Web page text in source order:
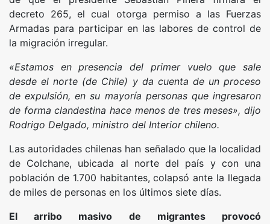
decreto 265, el cual otorga permiso a las Fuerzas
Armadas para participar en las labores de control de
la migración irregular.
«Estamos en presencia del primer vuelo que sale
desde el norte (de Chile) y da cuenta de un proceso
de expulsión, en su mayoría personas que ingresaron
de forma clandestina hace menos de tres meses», dijo
Rodrigo Delgado, ministro del Interior chileno.
Las autoridades chilenas han señalado que la localidad
de Colchane, ubicada al norte del país y con una
población de 1.700 habitantes, colapsó ante la llegada
de miles de personas en los últimos siete días.
El arribo masivo de migrantes provocó